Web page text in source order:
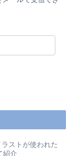
ストが使われた
紹介